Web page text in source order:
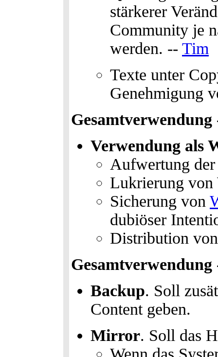
stärkerer
Community je
werden. -- Tim
Texte unter
Genehmigung
Verwendung als
Aufwertung der
Lukrierung von
Sicherung von
dubiöser
Distribution
Backup. Soll
Content geben.
Mirror. Soll das